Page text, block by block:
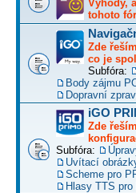
Výhody,
tohoto
Zde
co je
Subfóra:
Body zájmu
Dopravní
iGO
Zde
Subfóra:
Uvítací
Scheme pro
Hlasy TTS pro